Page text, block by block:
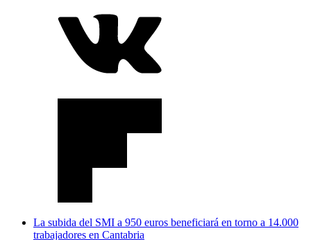
La subida del SMI a 950 euros beneficiará en torno a 14.000
trabajadores en Cantabria